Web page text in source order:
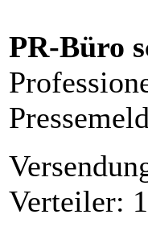
PR-Büro
Verteiler: